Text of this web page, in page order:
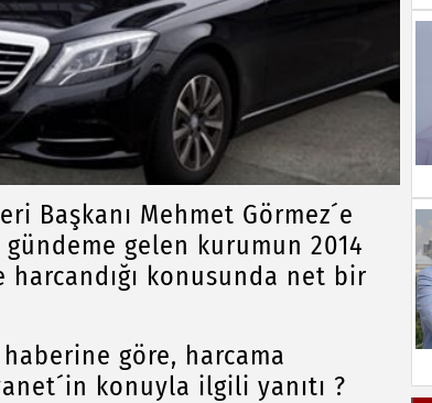
Başkanı Mehmet Görmez´e
gelen kurumun 2014
harcandığı konusunda net bir
göre, harcama
konuyla ilgili yanıtı ?